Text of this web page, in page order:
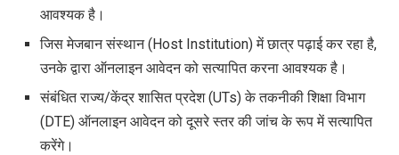
आवश्यक है।
जिस मेजबान संस्थान (Host Institution) में छात्र पढ़ाई कर रहा है,
उनके द्वारा ऑनलाइन आवेदन को सत्यापित करना आवश्यक है।
संबंधित राज्य/केंद्र शासित प्रदेश (UTs) के तकनीकी शिक्षा विभाग
(DTE) ऑनलाइन आवेदन को दूसरे स्तर की जांच के रूप में सत्यापित
करेंगे।